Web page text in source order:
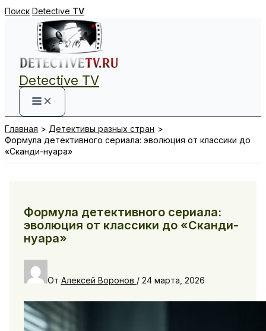
Перейти
содержимому
Поиск Detective TV
Detective TV
Главная
Детективы разных стран
Формула детективного сериала: эволюция от классики до
«Сканди-нуара»
Формула детективного сериала:
эволюция от классики до «Сканди-
нуара»
От Алексей Воронов / 24 марта, 2026